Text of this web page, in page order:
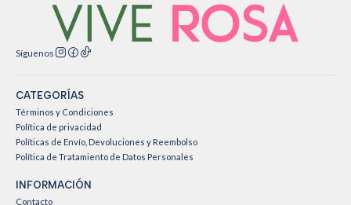
Síguenos
CATEGORÍAS
Términos y Condiciones
Política de privacidad
Políticas de Envío, Devoluciones y Reembolso
Política de Tratamiento de Datos Personales
INFORMACIÓN
Contacto